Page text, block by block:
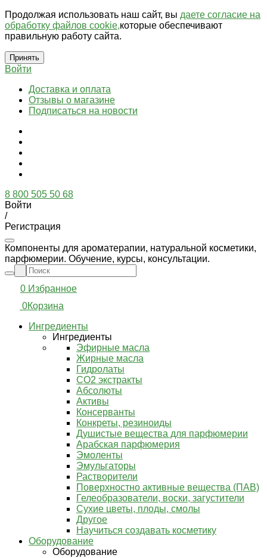
Продолжая использовать наш сайт, вы даете согласие на
обработку файлов cookie,которые обеспечивают
правильную работу сайта.
Принять
Войти
Доставка и оплата
Отзывы о магазине
Подписаться на новости
8 800 505 50 68
Войти
/
Регистрация
Компоненты для ароматерапии, натуральной косметики,
парфюмерии. Обучение, курсы, консультации.
0 Избранное
0Корзина
Ингредиенты
Ингредиенты
Эфирные масла
Жирные масла
Гидролаты
СО2 экстракты
Абсолюты
Активы
Консерванты
Конкреты, резиноиды
Душистые вещества для парфюмерии
Арабская парфюмерия
Эмоленты
Эмульгаторы
Растворители
Поверхностно активные вещества (ПАВ)
Гелеобразователи, воски, загустители
Сухие цветы, плоды, смолы
Другое
Научиться создавать косметику
Оборудование
Оборудование